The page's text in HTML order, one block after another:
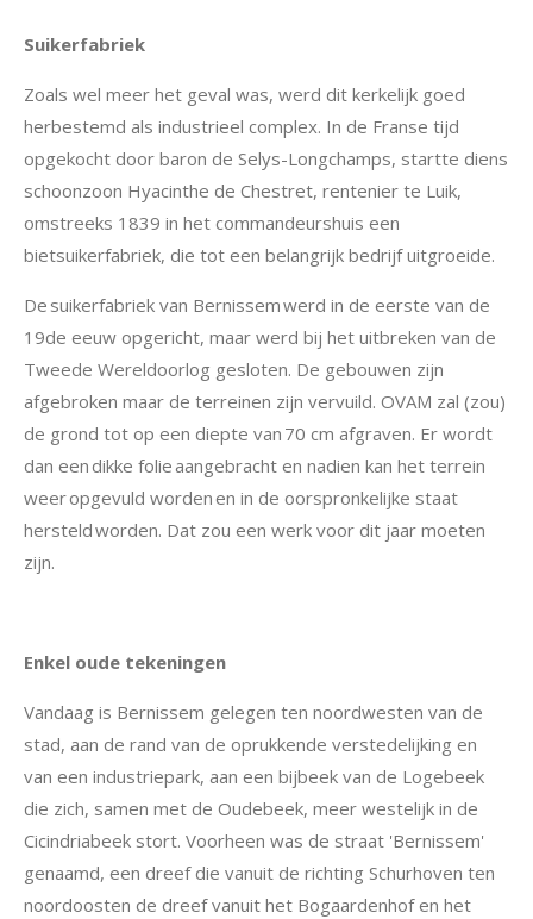
Suikerfabriek
Zoals wel meer het geval was, werd dit kerkelijk goed
herbestemd als industrieel complex. In de Franse tijd
opgekocht door baron de Selys-Longchamps, startte diens
schoonzoon Hyacinthe de Chestret, rentenier te Luik,
omstreeks 1839 in het commandeurshuis een
bietsuikerfabriek, die tot een belangrijk bedrijf uitgroeide.
De suikerfabriek van Bernissemwerd in de eerste van de
19de eeuw opgericht, maar werd bij het uitbreken van de
Tweede Wereldoorlog gesloten. De gebouwen zijn
afgebroken maar de terreinen zijn vervuild. OVAM zal (zou)
de grond tot op een diepte van 70 cm afgraven. Er wordt
dan een dikke folieaangebracht en nadien kan het terrein
weeropgevuld wordenen in de oorspronkelijke staat
hersteld worden. Dat zou een werk voor dit jaar moeten
zijn.
Enkel oude tekeningen
Vandaag is Bernissem gelegen ten noordwesten van de
stad, aan de rand van de oprukkende verstedelijking en
van een industriepark, aan een bijbeek van de Logebeek
die zich, samen met de Oudebeek, meer westelijk in de
Cicindriabeek stort. Voorheen was de straat 'Bernissem'
genaamd, een dreef die vanuit de richting Schurhoven ten
noordoosten de dreef vanuit het Bogaardenhof en het